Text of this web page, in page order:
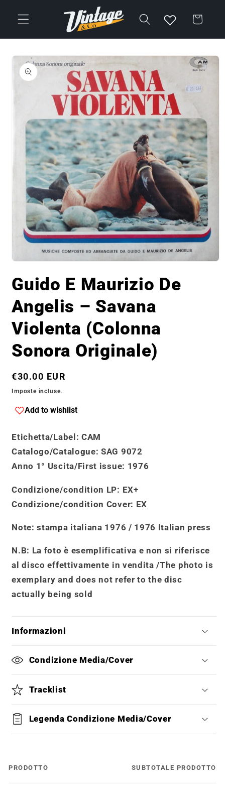
direttamente
ai contenuti
Carrello
Passa alle
informazioni
sul prodotto
multimediali
1
finestra
modale
Guido E Maurizio De
Angelis – Savana
Violenta (Colonna
Sonora Originale)
Prezzo
di
€30.00 EUR
Imposte incluse.
Add to wishlist
Etichetta/Label : CAM
Catalogo/Catalogue:SAG 9072
Anno 1° Uscita/First issue: 1976
Condizione/condition LP: EX+
Condizione/condition Cover: EX
Note: stampa italiana 1976 / 1976 Italian press
N.B: La foto è esemplificativa e non si riferisce
al disco effettivamente in vendita /The photo is
exemplary and does not refer to the disc
actually being sold
Informazioni
Condizione Media/Cover
Tracklist
Legenda Condizione Media/Cover
Il
PRODOTTO SUBTOTALE PRODOTTO